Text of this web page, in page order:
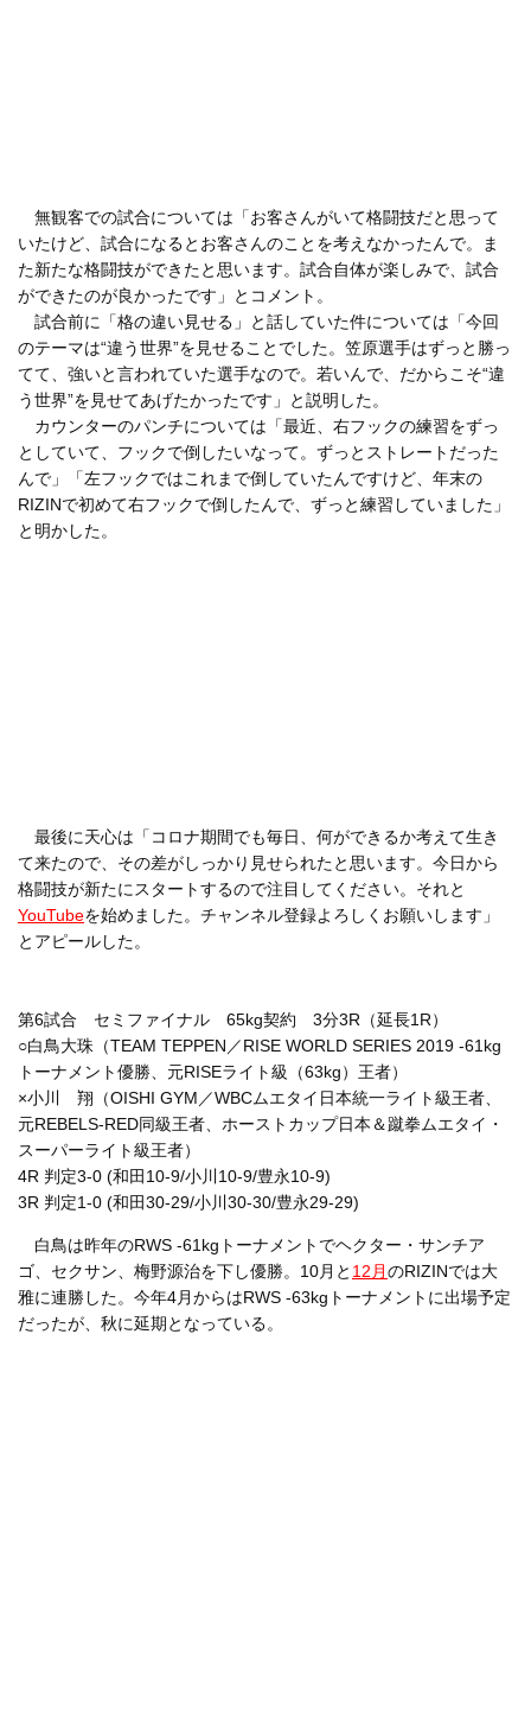
無観客での試合については「お客さんがいて格闘技だと思って
いたけど、試合になるとお客さんのことを考えなかったんで。ま
た新たな格闘技ができたと思います。試合自体が楽しみで、試合
ができたのが良かったです」とコメント。
試合前に「格の違い見せる」と話していた件については「今回
のテーマは“違う世界”を見せることでした。笠原選手はずっと勝っ
てて、強いと言われていた選手なので。若いんで、だからこそ“違
う世界”を見せてあげたかったです」と説明した。
カウンターのパンチについては「最近、右フックの練習をずっ
としていて、フックで倒したいなって。ずっとストレートだった
んで」「左フックではこれまで倒していたんですけど、年末の
RIZINで初めて右フックで倒したんで、ずっと練習していました」
と明かした。
最後に天心は「コロナ期間でも毎日、何ができるか考えて生き
て来たので、その差がしっかり見せられたと思います。今日から
格闘技が新たにスタートするので注目してください。それと
YouTubeを始めました。チャンネル登録よろしくお願いします」
とアピールした。
第6試合 セミファイナル 65kg契約 3分3R（延長1R）
○白鳥大珠（TEAM TEPPEN／RISE WORLD SERIES 2019 -61kg
トーナメント優勝、元RISEライト級（63kg）王者）
×小川 翔（OISHI GYM／WBCムエタイ日本統一ライト級王者、
元REBELS-RED同級王者、ホーストカップ日本＆蹴拳ムエタイ・
スーパーライト級王者）
4R 判定3-0 (和田10-9/小川10-9/豊永10-9)
3R 判定1-0 (和田30-29/小川30-30/豊永29-29)
白鳥は昨年のRWS -61kgトーナメントでヘクター・サンチア
ゴ、セクサン、梅野源治を下し優勝。10月と 12月のRIZINでは大
雅に連勝した。今年4月からはRWS -63kgトーナメントに出場予定
だったが、秋に延期となっている。